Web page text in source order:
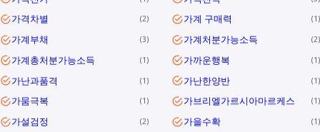
가격차별 2 가계 구매력 1
가계부채 3 가계처분가능소득 2
가계총처분가능소득 1 가까운행복 1
가난과품격 1 가난한양반 1
가뭄극복 1 가브리엘가르시아마르케스 1
가설검정 2 가을수확 1